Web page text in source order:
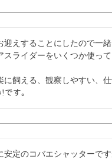
迎えすることにしたので一緒
スライダーをいくつか使っ
に飼える、観察しやすい、
です。
安定のコバエシャッターで